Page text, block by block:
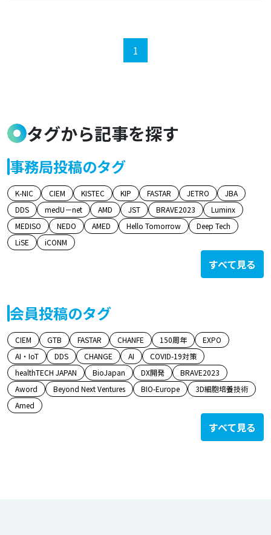
1
タグから記事を探す
事務局投稿のタグ
K-NIC CIEM KISTEC KIP FASTAR JETRO
JBA
DDS
medU－net AMD JST BRAVE2023
Luminx
MEDISO
NEDO AMED Hello Tomorrow
Deep Tech
LiSE
iCONM
すべて見る
会員投稿のタグ
CIEM GTB FASTAR CHANFE 150周年
EXPO
AI・IoT
DDS CHANGE AI
COVID-19対策
healthTECH JAPAN
BioJapan DX開発
BRAVE2023
Aword
Beyond Next Ventures BIO-Europe
3D細胞培養技術
Amed
すべて見る